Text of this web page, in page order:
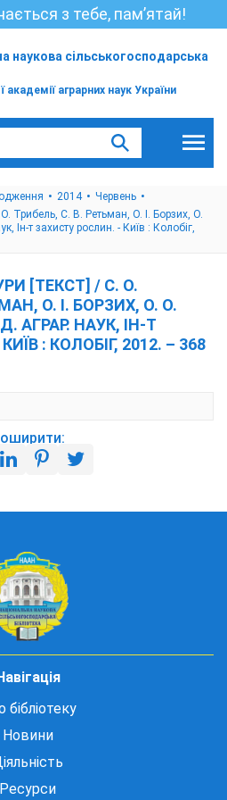
з тебе, пам’ятай!
наукова сільськогосподарська
академії аграрних наук України
2014
Червень
О. Трибель, С. В. Ретьман, О. І. Борзих, О.
Ін-т захисту рослин. - Київ : Колобіг,
[ТЕКСТ] / С. О.
О. І. БОРЗИХ, О. О.
АГРАР. НАУК, ІН-Т
: КОЛОБІГ, 2012. – 368
бібліотеку
Новини
Ресурси